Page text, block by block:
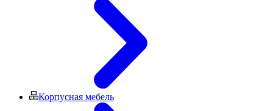
Корпусная мебель